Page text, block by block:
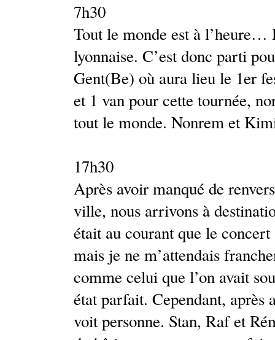
7h30
Tout le monde est à l’heure…
lyonnaise. C’est donc parti
Gent(Be) où aura lieu le 1er
et 1 van pour cette tournée,
tout le monde. Nonrem et
17h30
Après avoir manqué de
ville, nous arrivons à
était au courant que le
mais je ne m’attendais
comme celui que l’on avait
état parfait. Cependant, après
voit personne. Stan, Raf et